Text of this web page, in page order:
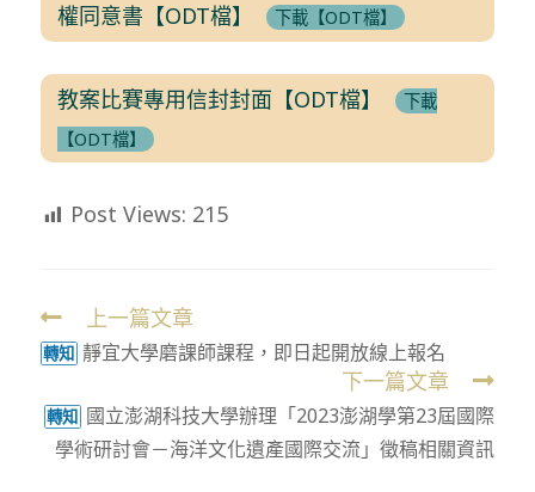
權同意書【ODT檔】
下載【ODT檔】
教案比賽專用信封封面【ODT檔】
下載
【ODT檔】
Post Views: 215
Read
more
上一篇文章
轉知 靜宜大學磨課師課程，即日起開放線上報名
下一篇文章
轉知 國立澎湖科技大學辦理「2023澎湖學第23屆國際
學術研討會－海洋文化遺產國際交流」徵稿相關資訊